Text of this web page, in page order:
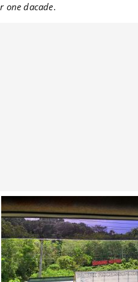
one dacade.